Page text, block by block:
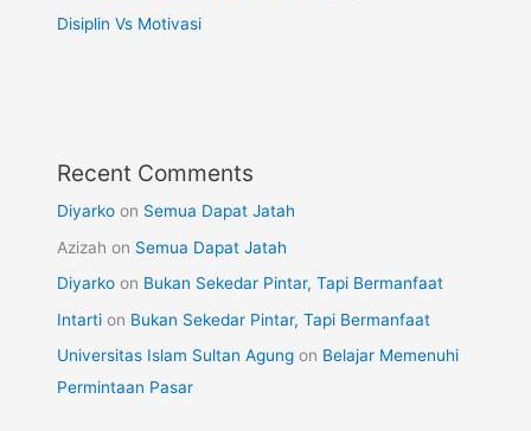
Disiplin Vs Motivasi
Recent Comments
Diyarko on Semua Dapat Jatah
Azizah on Semua Dapat Jatah
Diyarko on Bukan Sekedar Pintar, Tapi Bermanfaat
Intarti on Bukan Sekedar Pintar, Tapi Bermanfaat
Universitas Islam Sultan Agung on Belajar Memenuhi
Permintaan Pasar